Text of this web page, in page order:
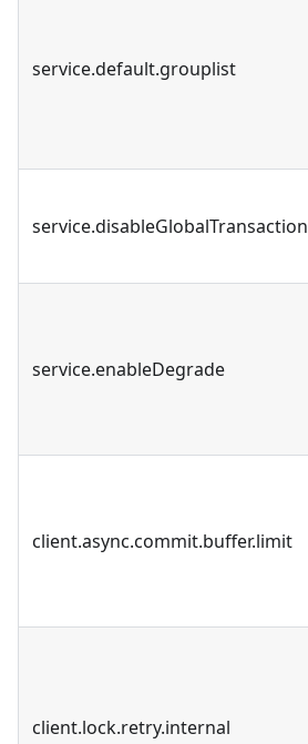
service.default.grouplist
service.disableGlobalTransaction
service.enableDegrade
client.async.commit.buffer.limit
client.lock.retry.internal